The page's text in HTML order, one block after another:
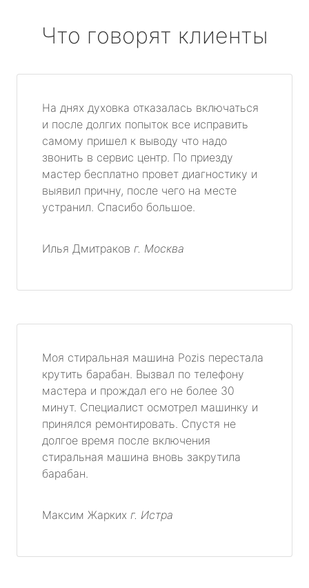
метро Серпуховская
метро Театральная
метро Славянский бульвар
метро Университет
метро Текстильщики
метро Сухаревская
метро Тульская
метро Таганская
метро Тургеневская
метро Тимирязевская
метро Технопарк
метро Щелковская
Что говорят клиенты
На днях духовка отказалась включаться
и после долгих попыток все исправить
самому пришел к выводу что надо
звонить в сервис центр. По приезду
мастер бесплатно провет диагностику и
выявил причну, после чего на месте
устранил. Спасибо большое.
Илья Дмитраков г. Москва
Моя стиральная машина Pozis перестала
крутить барабан. Вызвал по телефону
мастера и прождал его не более 30
минут. Специалист осмотрел машинку и
принялся ремонтировать. Спустя не
долгое время после включения
стиральная машина вновь закрутила
барабан.
Максим Жарких г. Истра